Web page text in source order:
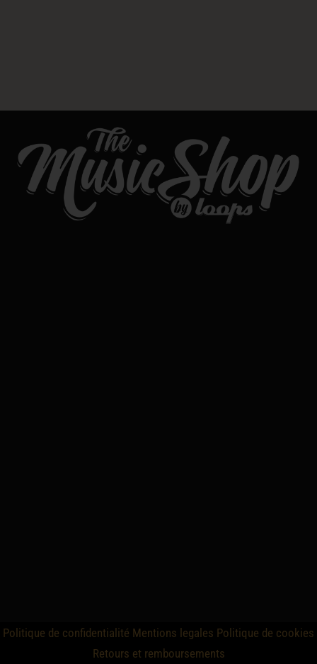
Politique de confidentialité Mentions legales Politique de cookies
Retours et remboursements